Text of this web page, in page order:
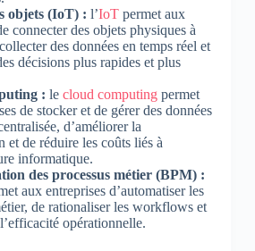
objets (IoT) : l’IoTpermet aux
connecter des objets physiques à
des données en temps réel et
décisions plus rapides et plus
: le cloud computingpermet
de stocker et de gérer des données
d’améliorer la
et de réduire les coûts liés à
informatique.
des processus métier (BPM) :
aux entreprises d’automatiser les
de rationaliser les workflows et
opérationnelle.